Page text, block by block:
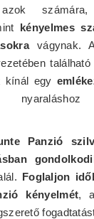
azok
kényelmes
vágynak.
található
kínál egy
Panzió
Foglaljon
kényelmét,